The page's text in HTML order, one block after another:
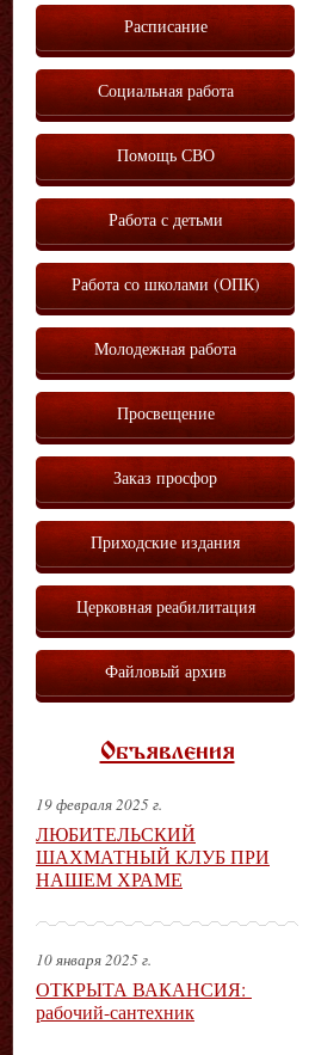
Расписание
Социальная работа
Помощь СВО
Работа с детьми
Работа со школами (ОПК)
Молодежная работа
Просвещение
Заказ просфор
Приходские издания
Церковная реабилитация
Файловый архив
Объявления
19 февраля 2025 г.
ЛЮБИТЕЛЬСКИЙ
ШАХМАТНЫЙ КЛУБ ПРИ
НАШЕМ ХРАМЕ
10 января 2025 г.
ОТКРЫТА ВАКАНСИЯ:
рабочий-сантехник